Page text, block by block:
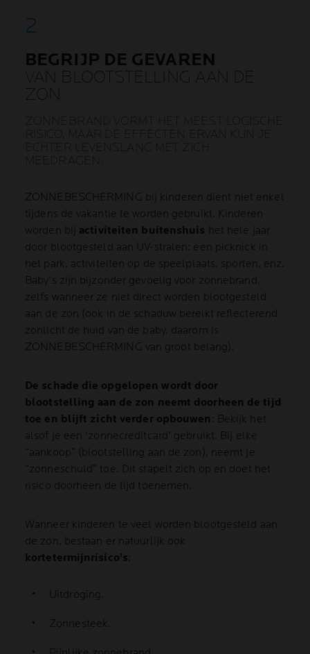
BEGRIJP DE GEVAREN
VAN BLOOTSTELLING AAN DE
ZON
ZONNEBESCHERMING bij kinderen dient niet enkel
tijdens de vakantie te worden gebruikt. Kinderen
worden bij activiteiten buitenshuis het hele jaar
door blootgesteld aan UV-stralen: een picknick in
het park, activiteiten op de speelplaats, sporten, enz.
Baby's zijn bijzonder gevoelig voor zonnebrand,
zelfs wanneer ze niet direct worden blootgesteld
aan de zon (ook in de schaduw bereikt reflecterend
zonlicht de huid van de baby, daarom is
ZONNEBESCHERMING van groot belang).
De schade die opgelopen wordt door
blootstelling aan de zon neemt doorheen de tijd
toe en blijft zicht verder opbouwen
: Bekijk het
alsof je een 'zonnecreditcard' gebruikt. Bij elke
“aankoop” (blootstelling aan de zon), neemt je
“zonneschuld” toe. Dit stapelt zich op en doet het
risico doorheen de tijd toenemen.
Wanneer kinderen te veel worden blootgesteld aan
de zon, bestaan er natuurlijk ook
kortetermijnrisico's
Uitdroging.
Zonnesteek.